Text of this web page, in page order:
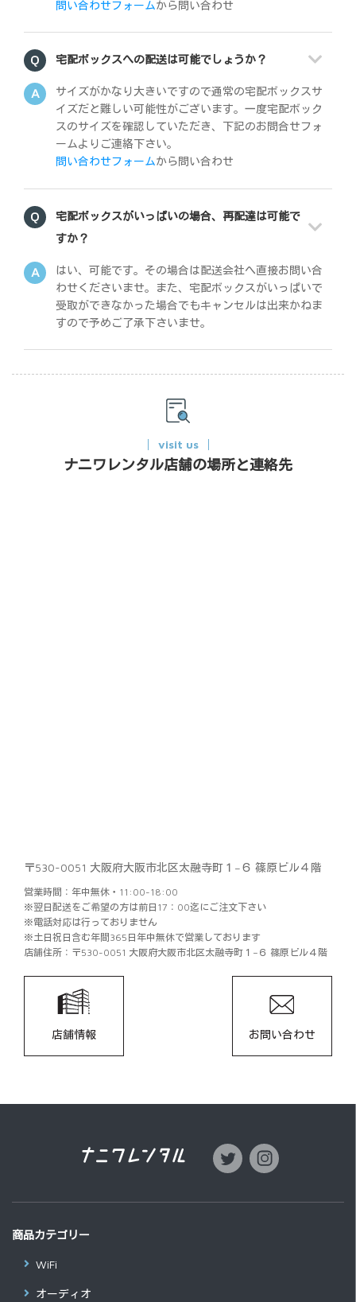
問い合わせフォームから問い合わせ
宅配ボックスへの配送は可能でしょうか？
サイズがかなり大きいですので通常の宅配ボックスサ
イズだと難しい可能性がございます。一度宅配ボック
スのサイズを確認していただき、下記のお問合せフォ
ームよりご連絡下さい。
問い合わせフォームから問い合わせ
宅配ボックスがいっぱいの場合、再配達は可能で
すか？
はい、可能です。その場合は配送会社へ直接お問い合
わせくださいませ。また、宅配ボックスがいっぱいで
受取ができなかった場合でもキャンセルは出来かねま
すので予めご了承下さいませ。
visit us
ナニワレンタル店舗の場所と連絡先
〒530-0051 大阪府大阪市北区太融寺町１−６ 篠原ビル４階
営業時間：年中無休・11:00-18:00
※翌日配送をご希望の方は前日17：00迄にご注文下さい
※電話対応は行っておりません
※土日祝日含む年間365日年中無休で営業しております
店舗住所：〒530-0051 大阪府大阪市北区太融寺町１−６ 篠原ビル４階
店舗情報 お問い合わせ
商品カテゴリー
WiFi
オーディオ